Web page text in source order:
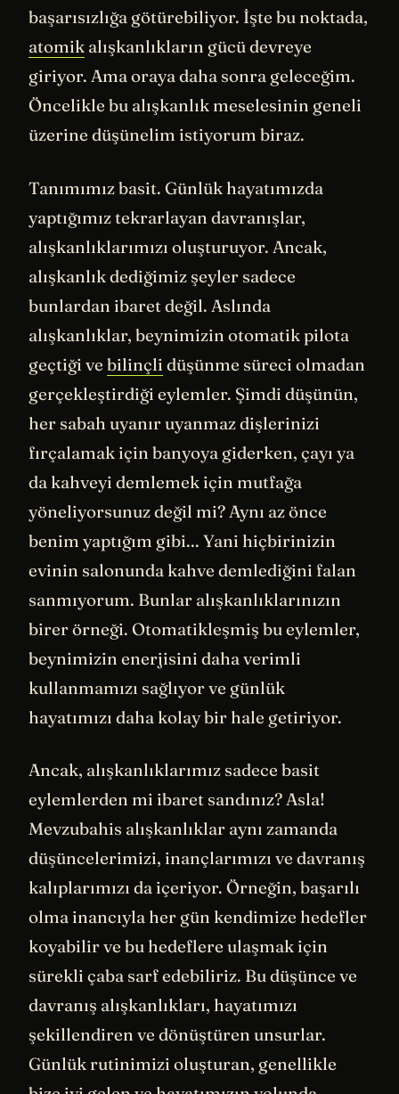
başarısızlığa götürebiliyor. İşte bu noktada,
atomik alışkanlıkların gücü devreye
giriyor. Ama oraya daha sonra geleceğim.
Öncelikle bu alışkanlık meselesinin geneli
üzerine düşünelim istiyorum biraz.
Tanımımız basit. Günlük hayatımızda
yaptığımız tekrarlayan davranışlar,
alışkanlıklarımızı oluşturuyor. Ancak,
alışkanlık dediğimiz şeyler sadece
bunlardan ibaret değil. Aslında
alışkanlıklar, beynimizin otomatik pilota
geçtiği ve bilinçli düşünme süreci olmadan
gerçekleştirdiği eylemler. Şimdi düşünün,
her sabah uyanır uyanmaz dişlerinizi
fırçalamak için banyoya giderken, çayı ya
da kahveyi demlemek için mutfağa
yöneliyorsunuz değil mi? Aynı az önce
benim yaptığım gibi... Yani hiçbirinizin
evinin salonunda kahve demlediğini falan
sanmıyorum. Bunlar alışkanlıklarınızın
birer örneği. Otomatikleşmiş bu eylemler,
beynimizin enerjisini daha verimli
kullanmamızı sağlıyor ve günlük
hayatımızı daha kolay bir hale getiriyor.
Ancak, alışkanlıklarımız sadece basit
eylemlerden mi ibaret sandınız? Asla!
Mevzubahis alışkanlıklar aynı zamanda
düşüncelerimizi, inançlarımızı ve davranış
kalıplarımızı da içeriyor. Örneğin, başarılı
olma inancıyla her gün kendimize hedefler
koyabilir ve bu hedeflere ulaşmak için
sürekli çaba sarf edebiliriz. Bu düşünce ve
davranış alışkanlıkları, hayatımızı
şekillendiren ve dönüştüren unsurlar.
Günlük rutinimizi oluşturan, genellikle